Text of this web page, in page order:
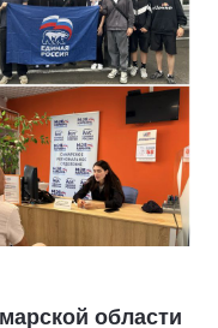
области